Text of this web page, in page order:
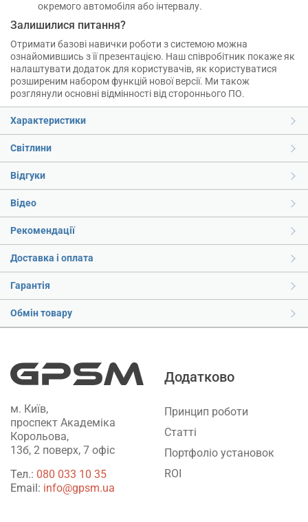
окремого автомобіля або інтервалу.
Залишилися питання?
Отримати базові навички роботи з системою можна
ознайомившись з її презентацією. Наш співробітник покаже як
налаштувати додаток для користувачів, як користуватися
розширеним набором функцій нової версії. Ми також
розглянули основні відмінності від стороннього ПО.
Характеристики
Світлини
Відгуки
Відео
Рекомендації
Доставка і оплата
Гарантія
Обмін товару
м. Київ,
проспект Академіка
Корольова,
13б, 2 поверх, 7 офіс
Тел.: ‎080 033 10 35
Email: info@gpsm.ua
Додатково
Принцип роботи
Статті
Портфоліо установок
ROI